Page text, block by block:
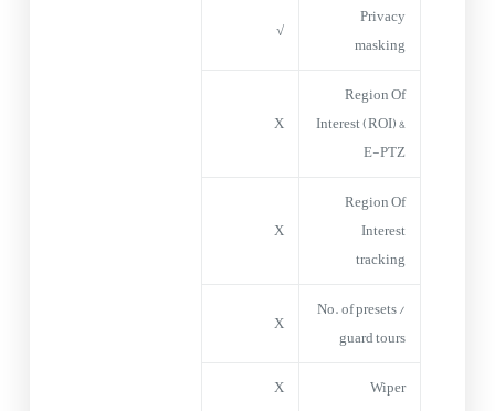
Privacy
masking
√
Region Of
Interest (ROI) &
E-PTZ
X
Region Of
Interest
tracking
X
No. of presets /
guard tours
X
Wiper
X